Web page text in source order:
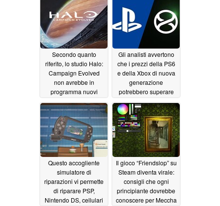
Secondo quanto
riferito, lo studio Halo:
Campaign Evolved
non avrebbe in
programma nuovi
uscita.07/19/2026
Gli analisti avvertono
che i prezzi della PS6
e della Xbox di nuova
generazione
potrebbero superare
Machine06/24/2026
Questo accogliente
simulatore di
riparazioni vi permette
di riparare PSP,
Nintendo DS, cellulari
Il gioco “Friendslop” su
Steam diventa virale:
consigli che ogni
principiante dovrebbe
conoscere per Meccha